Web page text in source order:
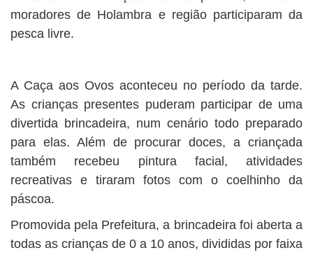
moradores de Holambra e região participaram da
pesca livre.
A Caça aos Ovos aconteceu no período da tarde.
As crianças presentes puderam participar de uma
divertida brincadeira, num cenário todo preparado
para elas. Além de procurar doces, a criançada
também recebeu pintura facial, atividades
recreativas e tiraram fotos com o coelhinho da
páscoa.
Promovida pela Prefeitura, a brincadeira foi aberta a
todas as crianças de 0 a 10 anos, divididas por faixa